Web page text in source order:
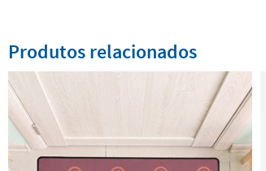
Produtos relacionados